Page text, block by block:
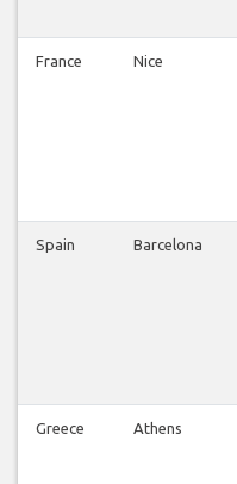
France Nice
Spain Barcelona
Greece Athens